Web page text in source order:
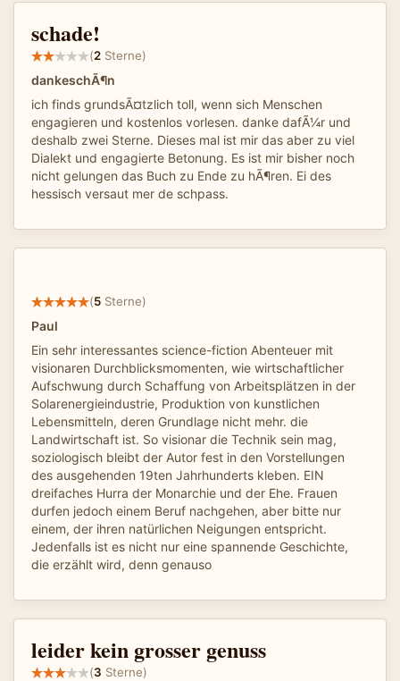
schade!
(2 Sterne)
dankeschÃ¶n
ich finds grundsÃ¤tzlich toll, wenn sich Menschen
engagieren und kostenlos vorlesen. danke dafÃ¼r und
deshalb zwei Sterne. Dieses mal ist mir das aber zu viel
Dialekt und engagierte Betonung. Es ist mir bisher noch
nicht gelungen das Buch zu Ende zu hÃ¶ren. Ei des
hessisch versaut mer de schpass.
(5 Sterne)
Paul
Ein sehr interessantes science-fiction Abenteuer mit
visionaren Durchblicksmomenten, wie wirtschaftlicher
Aufschwung durch Schaffung von Arbeitsplätzen in der
Solarenergieindustrie, Produktion von kunstlichen
Lebensmitteln, deren Grundlage nicht mehr. die
Landwirtschaft ist. So visionar die Technik sein mag,
soziologisch bleibt der Autor fest in den Vorstellungen
des ausgehenden 19ten Jahrhunderts kleben. EIN
dreifaches Hurra der Monarchie und der Ehe. Frauen
durfen jedoch einem Beruf nachgehen, aber bitte nur
einem, der ihren natürlichen Neigungen entspricht.
Jedenfalls ist es nicht nur eine spannende Geschichte,
die erzählt wird, denn genauso
leider kein grosser genuss
(3 Sterne)